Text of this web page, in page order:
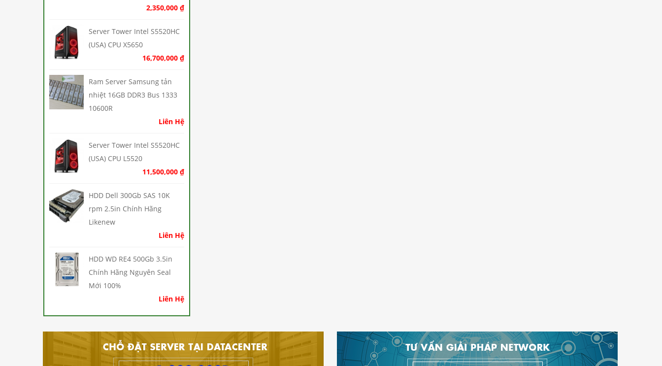
2,350,000 ₫
Server Tower Intel S5520HC
(USA) CPU X5650
16,700,000 ₫
Ram Server Samsung tản
nhiệt 16GB DDR3 Bus 1333
10600R
Liên Hệ
Server Tower Intel S5520HC
(USA) CPU L5520
11,500,000 ₫
HDD Dell 300Gb SAS 10K
rpm 2.5in Chính Hãng
Likenew
Liên Hệ
HDD WD RE4 500Gb 3.5in
Chính Hãng Nguyên Seal
Mới 100%
Liên Hệ